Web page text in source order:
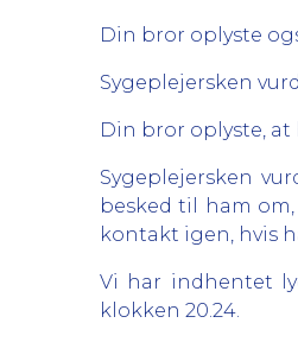
Din bror oplyste
Sygeplejersken
Din bror oplyste, at
Sygeplejersken
besked til ham
kontakt igen, hvis
Vi har indhentet
klokken 20.24.